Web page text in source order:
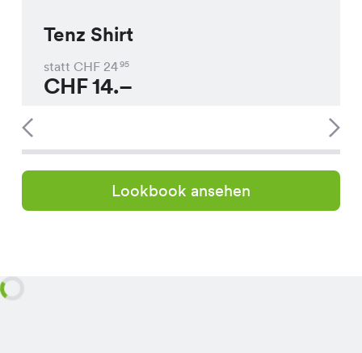
Tenz Shirt
statt CHF 2495
CHF14.–
Lookbook ansehen